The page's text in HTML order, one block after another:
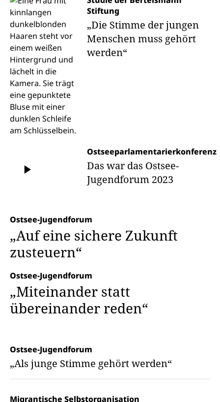
Stiftung
„Die Stimme der jungen
Menschen muss gehört
werden“
Ostseeparlamentarierkonferenz
Das war das Ostsee-
Jugendforum 2023
Ostsee-Jugendforum
„Auf eine sichere Zukunft
zusteuern“
Ostsee-Jugendforum
„Miteinander statt
übereinander reden“
Ostsee-Jugendforum
„Als junge Stimme gehört werden“
Migrantische Selbstorganisation